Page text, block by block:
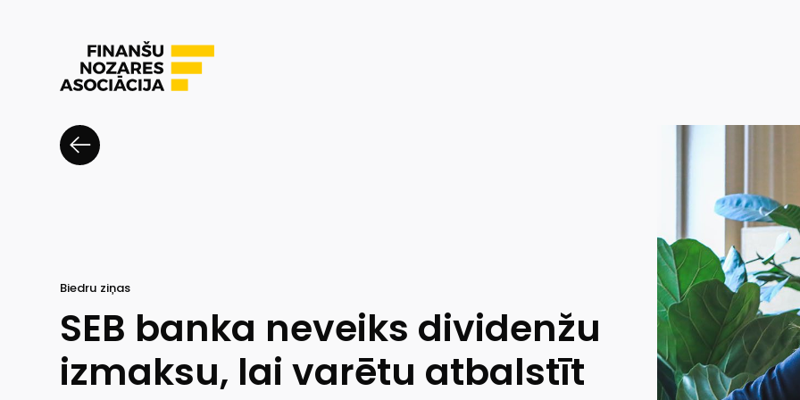
Biedru ziņas
SEB banka neveiks dividenžu
izmaksu, lai varētu atbalstīt